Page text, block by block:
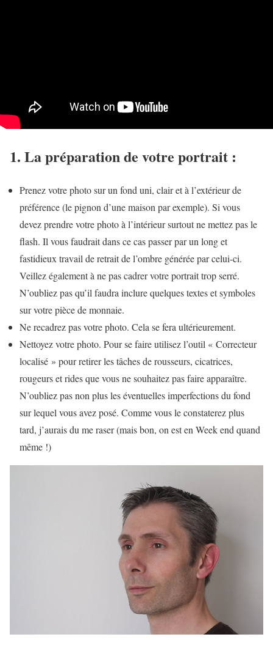
1. La préparation de votre portrait :
Prenez votre photo sur un fond uni, clair et à l’extérieur de
préférence (le pignon d’une maison par exemple). Si vous
devez prendre votre photo à l’intérieur surtout ne mettez pas le
flash. Il vous faudrait dans ce cas passer par un long et
fastidieux travail de retrait de l’ombre générée par celui-ci.
Veillez également à ne pas cadrer votre portrait trop serré.
N’oubliez pas qu’il faudra inclure quelques textes et symboles
sur votre pièce de monnaie.
Ne recadrez pas votre photo. Cela se fera ultérieurement.
Nettoyez votre photo. Pour se faire utilisez l’outil « Correcteur
localisé » pour retirer les tâches de rousseurs, cicatrices,
rougeurs et rides que vous ne souhaitez pas faire apparaître.
N’oubliez pas non plus les éventuelles imperfections du fond
sur lequel vous avez posé. Comme vous le constaterez plus
tard, j’aurais du me raser (mais bon, on est en Week end quand
même !)